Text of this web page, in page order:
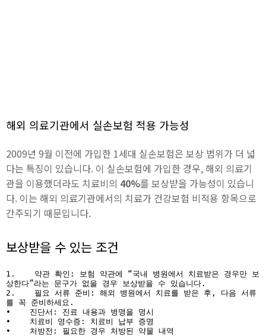
해외 의료기관에서 실손보험 적용 가능성
2009년 9월 이전에 가입한 1세대 실손보험은 보상 범위가 더 넓
다는 특징이 있습니다. 이 실손보험에 가입한 경우, 해외 의료기
관을 이용했더라도 치료비의 40%를 보상받을 가능성이 있습니
다. 이는 해외 의료기관에서의 치료가 건강보험 비적용 항목으로
간주되기 때문입니다.
보상받을 수 있는 조건
1.    약관 확인: 보험 약관에 “국내 병원에서 치료받은 경우만 보
상한다”라는 문구가 없을 경우 보상받을 수 있습니다.
2.    필요 서류 준비: 해외 병원에서 치료를 받은 후, 다음 서류
를 꼭 준비하세요.
•    진단서: 진료 내용과 병명을 명시
•    치료비 영수증: 치료비 납부 증명
•    처방전: 필요한 경우 처방된 약물 내역